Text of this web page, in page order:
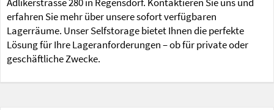
erfahren Sie mehr über unsere sofort verfügbaren
Lagerräume. Unser Selfstorage bietet Ihnen die perfekte
Lösung für Ihre Lageranforderungen – ob für private oder
geschäftliche Zwecke.